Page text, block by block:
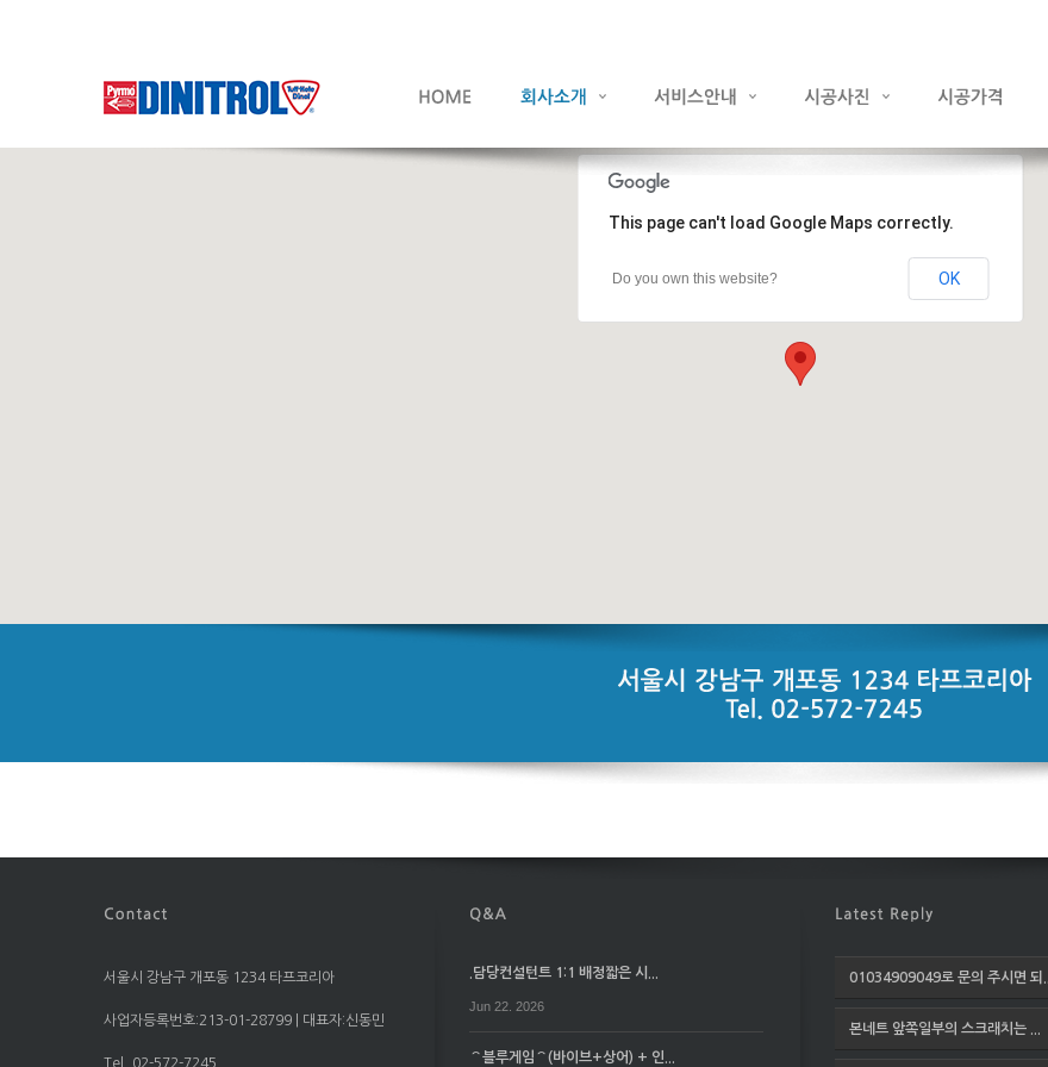
This page can't load Google Maps correctly.
Do you own this website? OK
서울시 강남구 개포동 1234 타프코리아
사업자등록번호:213-01-28799 | 대표자:신동민
Tel. 02-572-7245
.담당컨설턴트 1:1 배정짧은 시...
Jun 22. 2026
⌒블루게임⌒(바이브+상어) + 인...
01034909049로 문의 주시면 되...
본네트 앞쪽일부의 스크래치는 ...